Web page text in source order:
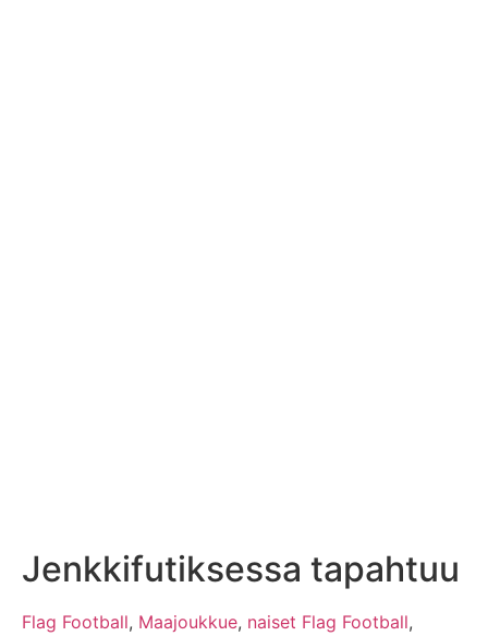
Jenkkifutiksessa tapahtuu
Flag Football, Maajoukkue, naiset Flag Football,